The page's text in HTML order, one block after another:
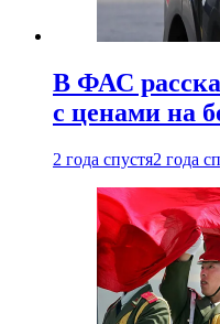
В ФАС
с ценами на
2 года спустя2 года